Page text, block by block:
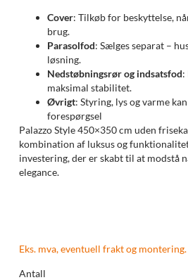
Cover: Tilkøb for beskyttelse,
brug.
Parasolfod: Sælges separat –
løsning.
Nedstøbningsrør og indsatsfod:
maksimal stabilitet.
Øvrigt: Styring, lys og varme
forespørgsel
Palazzo Style 450×350 cm uden
kombination af luksus og
investering, der er skabt til at modstå
elegance.
Eks. mva, eventuell frakt og montering.
Antall